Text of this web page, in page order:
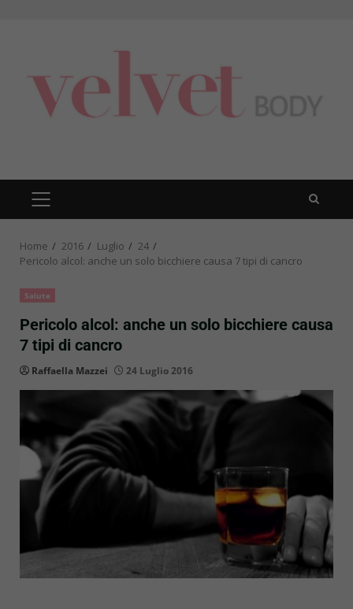
PRIMARY
MENU
Home 2016 Luglio
24
Pericolo alcol: anche un solo bicchiere causa 7 tipi di cancro
Salute
Pericolo alcol: anche un solo bicchiere causa
7 tipi di cancro
Raffaella Mazzei 24 Luglio 2016